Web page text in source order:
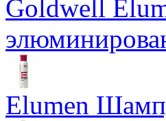
Goldwell
Elumen